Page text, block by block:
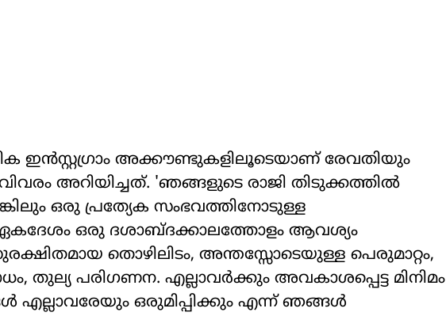
ഇന്‍സ്റ്റഗ്രാം അക്കൗണ്ടുകളിലൂടെയാണ് രേവതിയും
അറിയിച്ചത്. 'ഞങ്ങളുടെ രാജി തിടുക്കത്തില്‍
ഒരു പ്രത്യേക സംഭവത്തിനോടുള്ള
ഒരു ദശാബ്ദക്കാലത്തോളം ആവശ്യം
തൊഴിലിടം, അന്തസ്സോടെയുള്ള പെരുമാറ്റം,
തുല്യ പരിഗണന. എല്ലാവര്‍ക്കും അവകാശപ്പെട്ട മിനിമം
എല്ലാവരേയും ഒരുമിപ്പിക്കും എന്ന് ഞങ്ങള്‍